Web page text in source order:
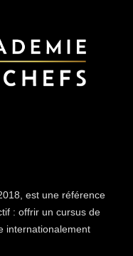
est une référence
: offrir un cursus de
internationalement